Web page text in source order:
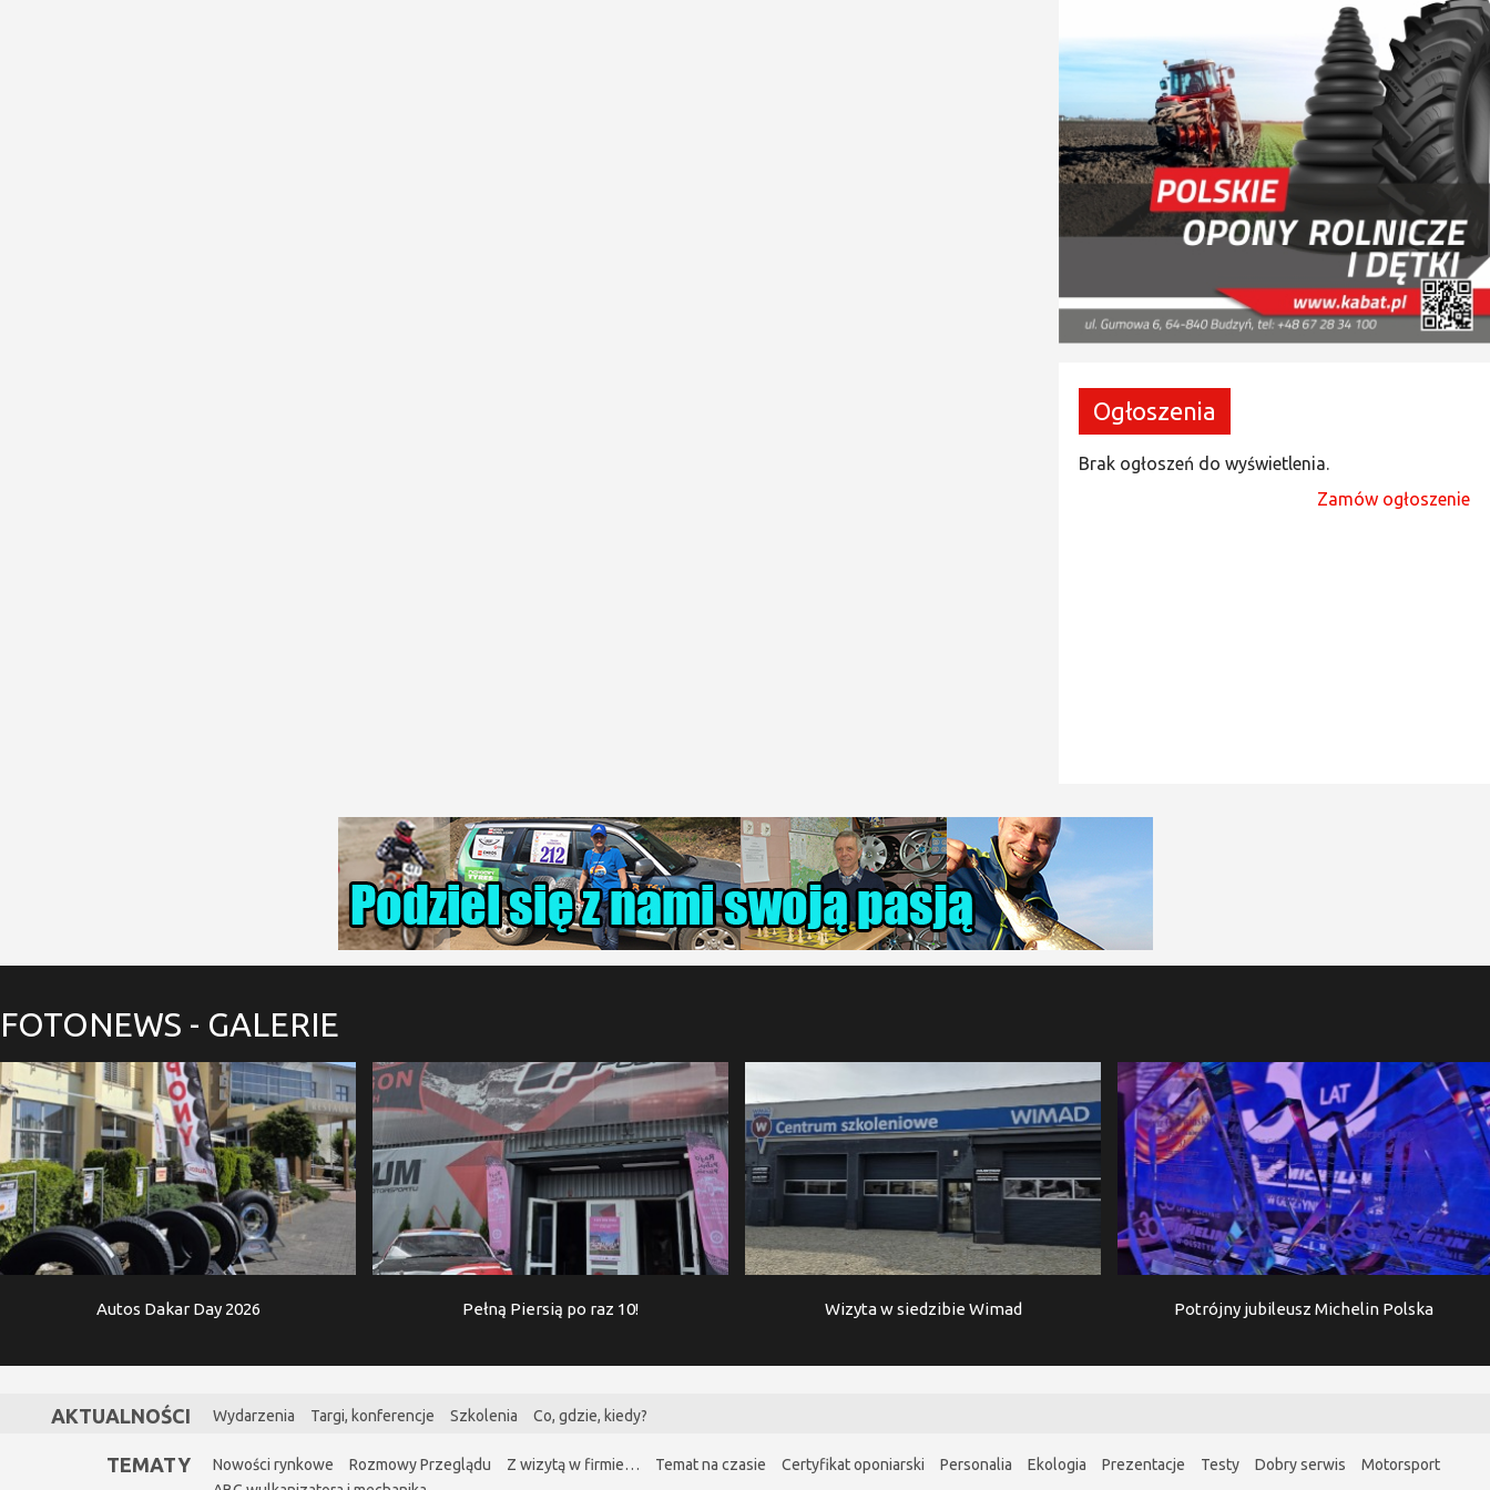
Ogłoszenia
Brak ogłoszeń do wyświetlenia.
Zamów ogłoszenie
FOTONEWS - GALERIE
Autos Dakar Day 2026 Pełną Piersią po raz 10! Wizyta w siedzibie Wimad Potrójny jubileusz Michelin Polska
AKTUALNOŚCI Wydarzenia Targi, konferencje Szkolenia Co, gdzie, kiedy?
TEMATY Nowości rynkowe Rozmowy Przeglądu Z wizytą w firmie… Temat na czasie Certyfikat oponiarski Personalia Ekologia Prezentacje Testy Dobry serwis
Motorsport